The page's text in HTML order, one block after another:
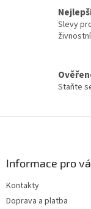
Slevy
Staňte
Informace pro
Kontakty
Doprava a platba